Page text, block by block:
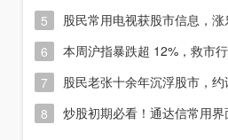
5
6
7
8